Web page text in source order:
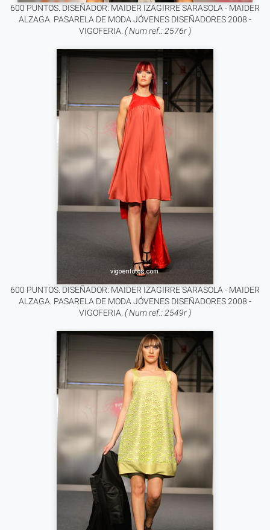
600 PUNTOS. DISEÑADOR: MAIDER IZAGIRRE SARASOLA - MAIDER
ALZAGA. PASARELA DE MODA JÓVENES DISEÑADORES 2008 -
VIGOFERIA. ( Num ref.: 2576r )
600 PUNTOS. DISEÑADOR: MAIDER IZAGIRRE SARASOLA - MAIDER
ALZAGA. PASARELA DE MODA JÓVENES DISEÑADORES 2008 -
VIGOFERIA. ( Num ref.: 2549r )